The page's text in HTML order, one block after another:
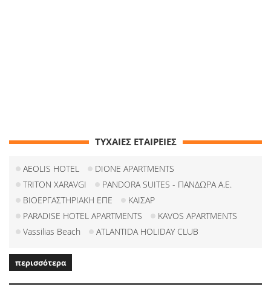
ΤΥΧΑΙΕΣ ΕΤΑΙΡΕΙΕΣ
AEOLIS HOTEL
DIONE APARTMENTS
TRITON XARAVGI
PANDORA SUITES - ΠΑΝΔΩΡΑ Α.Ε.
ΒΙΟΕΡΓΑΣΤΗΡΙΑΚΗ ΕΠΕ
ΚΑΙΣΑΡ
PARADISE HOTEL APARTMENTS
KAVOS APARTMENTS
Vassilias Beach
ATLANTIDA HOLIDAY CLUB
περισσότερα